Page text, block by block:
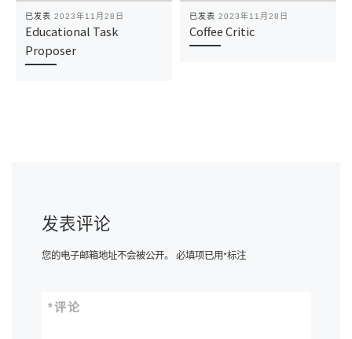
已发表 2023年11月28日
Educational Task
Proposer
已发表 2023年11月28日
Coffee Critic
发表评论
您的电子邮箱地址不会被公开。 必填项已用*标注
评论
*